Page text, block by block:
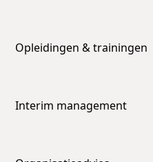
Opleidingen & trainingen
Interim management